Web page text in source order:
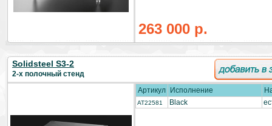
263 000 р.
Solidsteel S3-2
2-х полочный стенд
Артикул
Исполнение
AT22581 Black